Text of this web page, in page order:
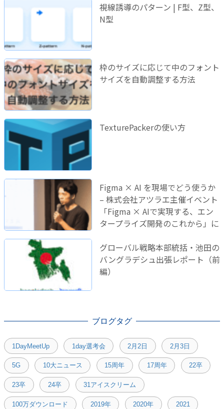
視線誘導のパターン | F型、Z型、
N型
枠のサイズに応じて中のフォント
サイズを自動調整する方法
TexturePackerの使い方
Figma × AI を現場でどう使うか
– 株式会社アツラエ主催イベント
「Figma × AIで実現する、エン
タープライズ開発のこれから」に
グローバル戦略本部統括・池田の
バングラデシュ出張レポート（前
編）
ブログタグ
1DayMeetUp 1day選考会 2月2日 2月3日
5G 10大ニュース 15周年 17周年 22卒
23卒 24卒 31アイスクリーム
100万ダウンロード 2019年 2020年 2021